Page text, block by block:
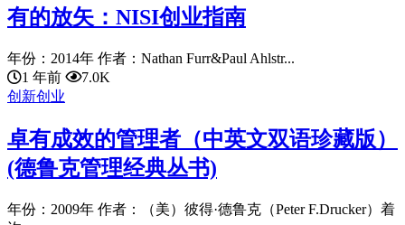
有的放矢：NISI创业指南
年份：2014年 作者：Nathan Furr&Paul Ahlstr...
1 年前
7.0K
创新创业
卓有成效的管理者（中英文双语珍藏版）
(德鲁克管理经典丛书)
年份：2009年 作者：（美）彼得·德鲁克（Peter F.Drucker）着